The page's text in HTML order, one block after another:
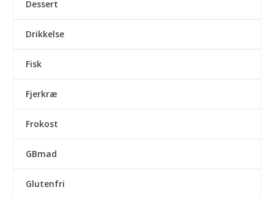
Dessert
Drikkelse
Fisk
Fjerkræ
Frokost
GBmad
Glutenfri